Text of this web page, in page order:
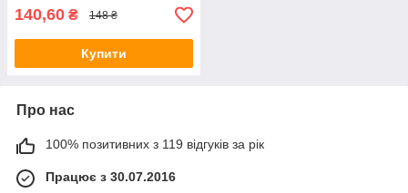
140,60 ₴ 148 ₴
Купити
Про нас
100% позитивних з 119 відгуків за рік
Працює з 30.07.2016